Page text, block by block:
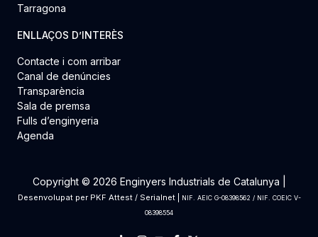
Tarragona
ENLLAÇOS D’INTERÈS
Contacte i com arribar
Canal de denúncies
Transparència
Sala de premsa
Fulls d’enginyeria
Agenda
Copyright © 2026 Enginyers Industrials de Catalunya |
Desenvolupat per PKF Attest/ Serialnet|
NIF. AEIC G-08398562 / NIF. COEIC V-
08398554